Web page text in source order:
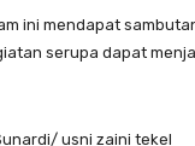
ini mendapat
serupa dapat
usni zaini tekel